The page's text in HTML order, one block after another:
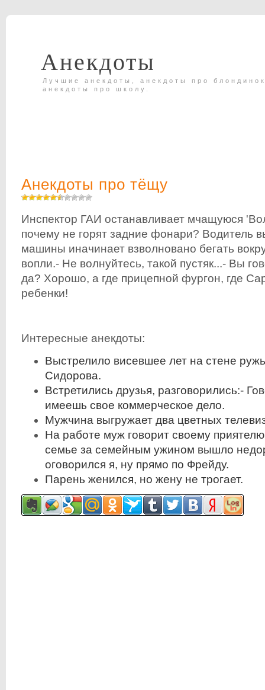
Анекдоты
Лучшие анекдоты, анекдоты про
анекдоты про школу.
Анекдоты про тёщу
Инспектор ГАИ останавливает мчащуюся
почему не горят задние фонари? Водитель
машины иначинает взволновано бегать
вопли.- Не волнуйтесь, такой пустяк...- Вы
да? Хорошо, а где прицепной фургон, где
ребенки!
Интересные анекдоты:
Выстрелило висевшее лет на стене
Сидорова.
Встретились друзья, разговорились:-
имеешь свое коммерческое дело.
Мужчина выгружает два цветных
На работе муж говорит своему
семье за семейным ужином вышло
оговорился я, ну прямо по Фрейду.
Парень женился, но жену не трогает.